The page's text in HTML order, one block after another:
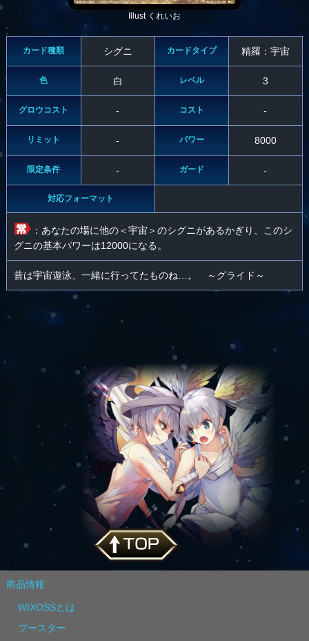
Illust くれいお
カード種類 シグニ カードタイプ 精羅：宇宙
色 白 レベル 3
グロウコスト - コスト -
リミット - パワー 8000
限定条件 - ガード -
対応フォーマット
：あなたの場に他の＜宇宙＞のシグニがあるかぎり、このシ
グニの基本パワーは12000になる。
昔は宇宙遊泳、一緒に行ってたものね…。 ～グライド～
商品情報
WIXOSSとは
ブースター